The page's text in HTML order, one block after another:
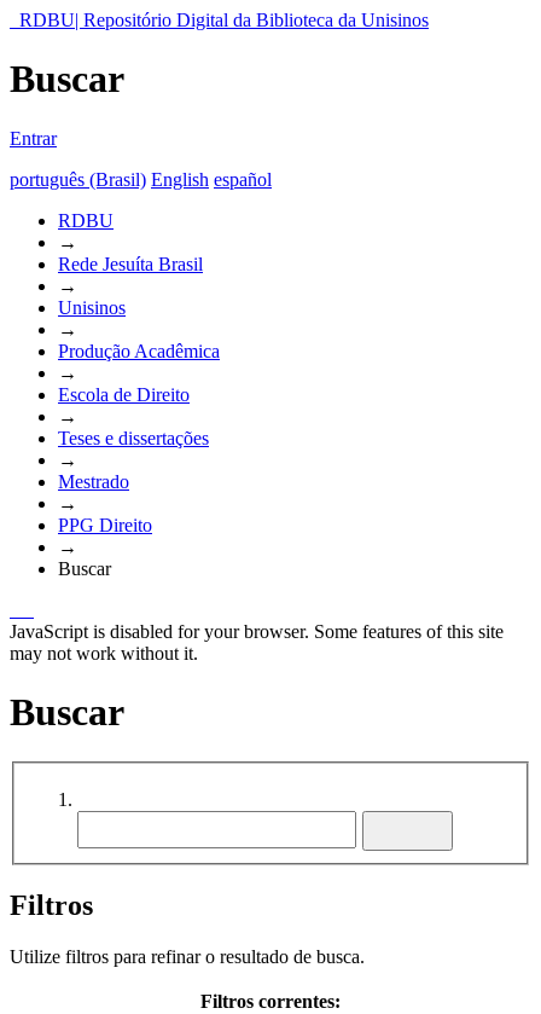
RDBU| Repositório Digital da Biblioteca da Unisinos
Buscar
Entrar
português (Brasil) English español
RDBU
→
Rede Jesuíta Brasil
→
Unisinos
→
Produção Acadêmica
→
Escola de Direito
→
Teses e dissertações
→
Mestrado
→
PPG Direito
→
Buscar
JavaScript is disabled for your browser. Some features of this site
may not work without it.
Buscar
Filtros
Utilize filtros para refinar o resultado de busca.
Filtros correntes: